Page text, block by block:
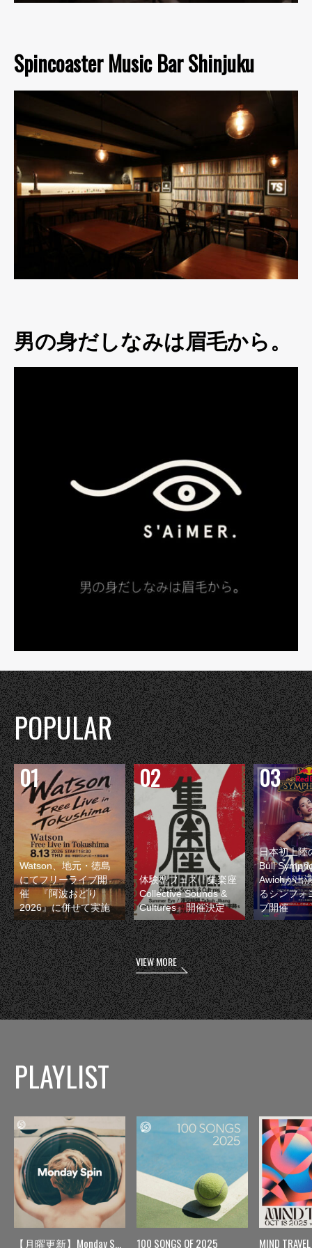
Spincoaster Music Bar Shinjuku
男の身だしなみは眉毛から。
POPULAR
Watson、地元・徳島
にてフリーライブ開
催 『阿波おどり
2026』に併せて実施
体験型フェス『集楽座
Collective Sounds &
Cultures』開催決定
日本初上陸
Bull
Awichが出
るシンフォ
ブ開催
VIEW MORE
PLAYLIST
【月曜更新】Monday Spin 100 SONGS OF 2025 MIND TRAVEL